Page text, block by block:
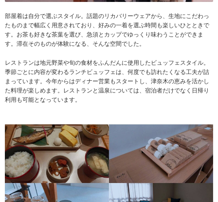
部屋着は自分で選ぶスタイル。話題のリカバリーウェアから、生地にこだわっ
たものまで幅広く用意されており、好みの一着を選ぶ時間も楽しいひとときで
す。お茶も好きな茶葉を選び、急須とカップでゆっくり味わうことができま
す。滞在そのものが体験になる、そんな空間でした。
レストランは地元野菜や旬の食材をふんだんに使用したビュッフェスタイル。
季節ごとに内容が変わるランチビュッフェは、何度でも訪れたくなる工夫が詰
まっています。今年からはディナー営業もスタートし、津奈木の恵みを活かし
た料理が楽しめます。レストランと温泉については、宿泊者だけでなく日帰り
利用も可能となっています。